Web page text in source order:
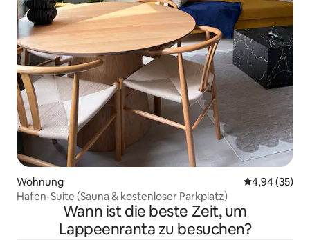
Wohnung
4,94 (35)
Hafen-Suite (Sauna & kostenloser Parkplatz)
Wann ist die beste Zeit, um
Lappeenranta zu besuchen?